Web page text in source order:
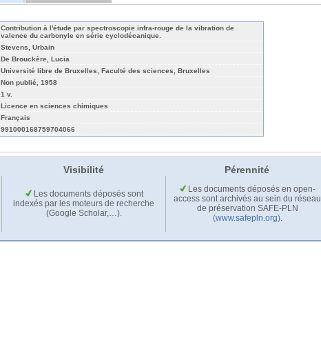
Contribution à l'étude par spectroscopie infra-rouge de la vibration de
valence du carbonyle en série cyclodécanique.
Stevens, Urbain
De Brouckère, Lucia
Université libre de Bruxelles, Faculté des sciences, Bruxelles
Non publié, 1958
1 v.
Licence en sciences chimiques
Français
991000168759704066
Visibilité Pérennité
Les documents déposés sont
indexés par les moteurs de recherche
(Google Scholar,…).
Les documents déposés en open-
access sont archivés au sein du réseau
de préservation SAFE-PLN
(www.safepln.org).